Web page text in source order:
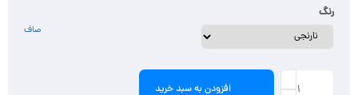
رنگ
صاف
افزودن به سبد خرید